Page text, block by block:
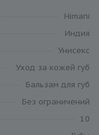
Himani
Индия
Унисекс
Уход за кожей губ
Бальзам для губ
Без ограничений
10